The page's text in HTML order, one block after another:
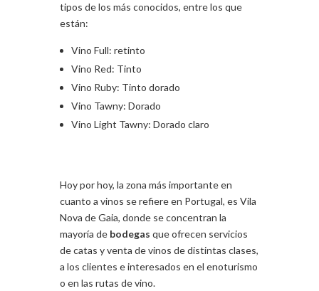
tipos de los más conocidos, entre los que
están:
Vino Full: retinto
Vino Red: Tinto
Vino Ruby: Tinto dorado
Vino Tawny: Dorado
Vino Light Tawny: Dorado claro
Hoy por hoy, la zona más importante en
cuanto a vinos se refiere en Portugal, es Vila
Nova de Gaia, donde se concentran la
mayoría de bodegas que ofrecen servicios
de catas y venta de vinos de distintas clases,
a los clientes e interesados en el enoturismo
o en las rutas de vino.